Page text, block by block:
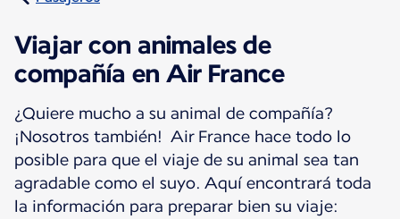
Viajar con animales de
compañía en Air France
¿Quiere mucho a su animal de compañía?
¡Nosotros también! Air France hace todo lo
posible para que el viaje de su animal sea tan
agradable como el suyo. Aquí encontrará toda
la información para preparar bien su viaje: